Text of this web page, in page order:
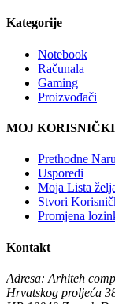
Kategorije
Notebook
Računala
Gaming
Proizvođači
MOJ
Prethodne
Usporedi
Moja Lista
Stvori
Promjena
Kontakt
Adresa: Arhiteh
Hrvatskog proljeća